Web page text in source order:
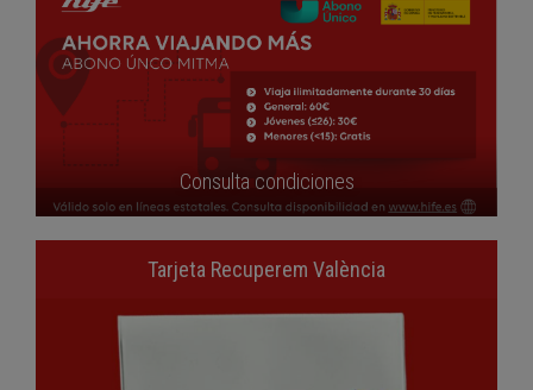
Consulta condiciones
Tarjeta Recuperem València